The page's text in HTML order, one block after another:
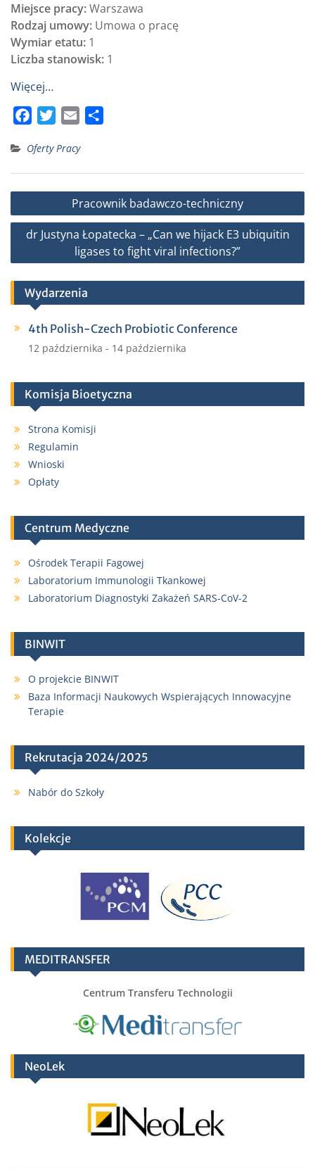
Miejsce pracy:Warszawa
Rodzaj umowy: Umowa o pracę
Wymiar etatu: 1
Liczba stanowisk: 1
Więcej…
c
e
b
o
k
i
t
t
r
a
i
l
r
e
Oferty Pracy
Nawigacja
wpisu
Pracownik badawczo-techniczny
dr Justyna Łopatecka – „Can we hijack E3 ubiquitin
ligases to fight viral infections?”
Wydarzenia
4th Polish-Czech Probiotic Conference
12 października - 14 października
Komisja Bioetyczna
Strona Komisji
Regulamin
Wnioski
Opłaty
Centrum Medyczne
Ośrodek Terapii Fagowej
Laboratorium Immunologii Tkankowej
Laboratorium Diagnostyki Zakażeń SARS-CoV-2
BINWIT
O projekcie BINWIT
Baza Informacji Naukowych Wspierających Innowacyjne
Terapie
Rekrutacja 2024/2025
Nabór do Szkoły
Kolekcje
MEDITRANSFER
Centrum Transferu Technologii
NeoLek